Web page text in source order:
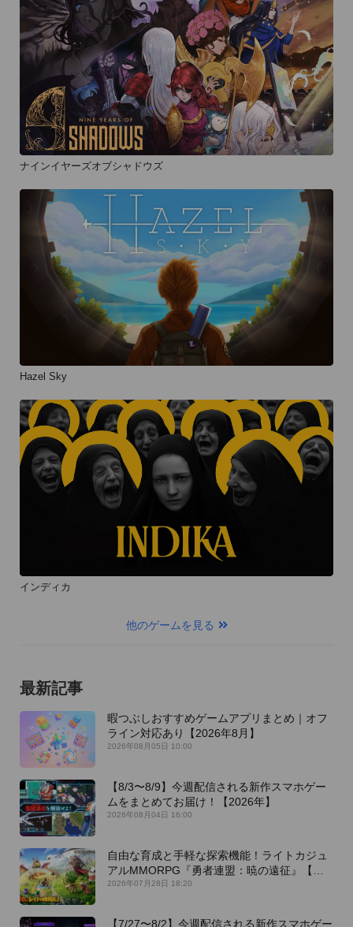
ナインイヤーズオブシャドウズ
Hazel Sky
インディカ
他のゲームを見る
最新記事
暇つぶしおすすめゲームアプリまとめ｜オフ
ライン対応あり【2026年8月】
2026年08月05日 10:00
【8/3〜8/9】今週配信される新作スマホゲー
ムをまとめてお届け！【2026年】
2026年08月04日 16:00
自由な育成と手軽な探索機能！ライトカジュ
アルMMORPG『勇者連盟：暁の遠征』【最
新作PICKUP】
2026年07月28日 18:20
【7/27〜8/2】今週配信される新作スマホゲー